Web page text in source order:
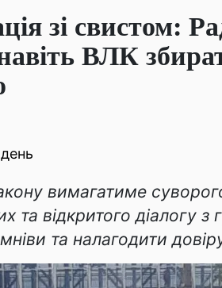
зі свистом:
ВЛК
вимагатиме
та відкритого діалогу
та налагодити